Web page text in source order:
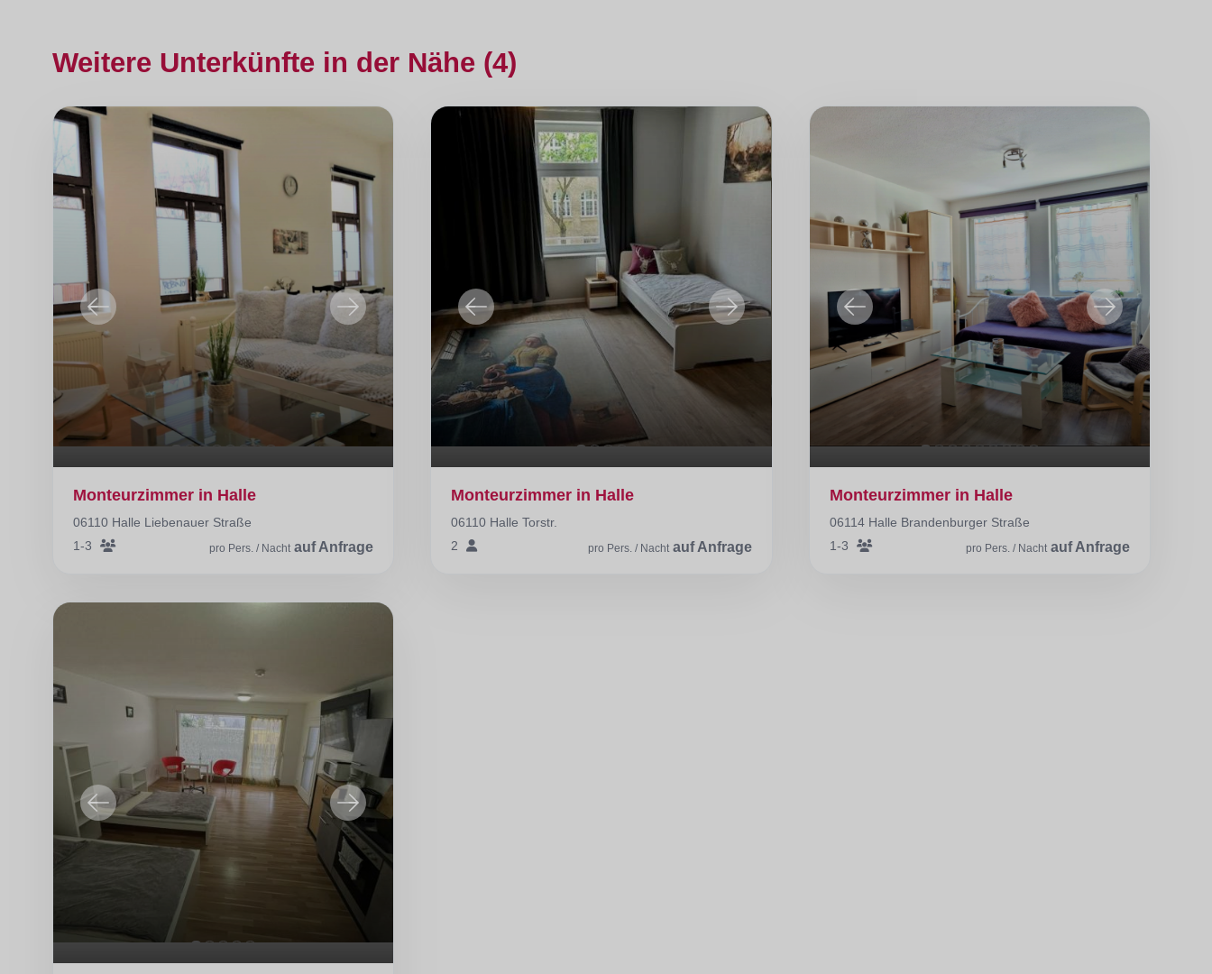
Weitere Unterkünfte in der Nähe (4)
Monteurzimmer in Halle
06110 Halle Liebenauer Straße
1-3
pro Pers. / Nacht auf Anfrage
Monteurzimmer in Halle
06110 Halle Torstr.
2
pro Pers. / Nacht auf Anfrage
Monteurzimmer in Halle
06114 Halle Brandenburger Straße
1-3
pro Pers. / Nacht auf Anfrage